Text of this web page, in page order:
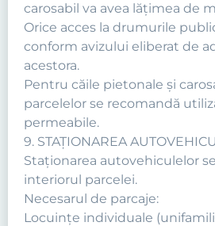
carosabil va avea lăţimea de
Orice acces la drumurile
conform avizului eliberat de
acestora.
Pentru căile pietonale şi
parcelelor se recomandă
permeabile.
9. STAŢIONAREA
Staţionarea autovehiculelor
interiorul parcelei.
Necesarul de parcaje:
Locuinţe individuale